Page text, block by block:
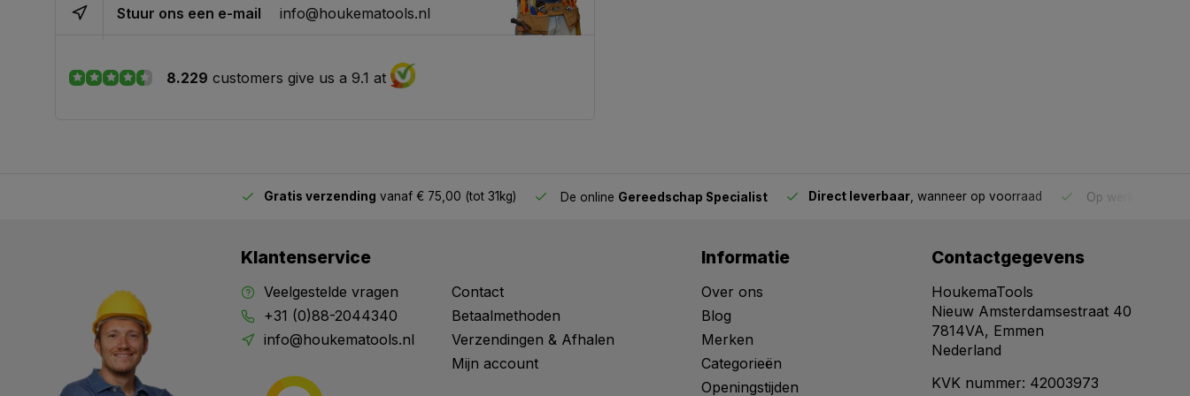
Stuur ons een e-mail info@houkematools.nl
8.229 customers give us a 9.1 at
Gratis verzending vanaf € 75,00 (tot 31kg) De online Gereedschap Specialist Direct leverbaar , wanneer op voorraad Op werkdagen
Klantenservice
Veelgestelde vragen
+31 (0)88-2044340
info@houkematools.nl
Contact
Betaalmethoden
Verzendingen & Afhalen
Mijn account
Informatie
Over ons
Blog
Merken
Categorieën
Openingstijden
Contactgegevens
HoukemaTools
Nieuw Amsterdamsestraat 40
7814VA, Emmen
Nederland
KVK nummer: 42003973